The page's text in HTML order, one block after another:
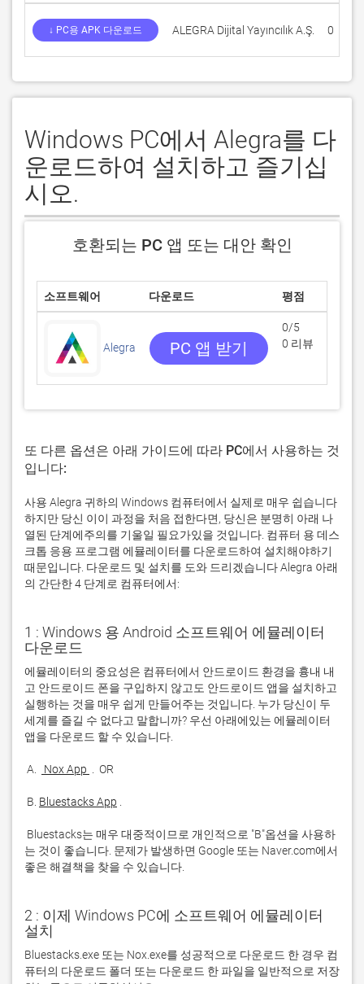
↓ PC용 APK 다운로드 ALEGRA Dijital Yayıncılık A.Ş. 0
Windows PC에서 Alegra를 다
운로드하여 설치하고 즐기십
시오.
호환되는 PC 앱 또는 대안 확인
소프트웨어 다운로드 평점
Alegra PC 앱 받기
0/5
0 리뷰
또 다른 옵션은 아래 가이드에 따라 PC에서 사용하는 것
입니다:
사용 Alegra 귀하의 Windows 컴퓨터에서 실제로 매우 쉽습니다
하지만 당신 이이 과정을 처음 접한다면, 당신은 분명히 아래 나
열된 단계에주의를 기울일 필요가있을 것입니다. 컴퓨터 용 데스
크톱 응용 프로그램 에뮬레이터를 다운로드하여 설치해야하기
때문입니다. 다운로드 및 설치를 도와 드리겠습니다 Alegra 아래
의 간단한 4 단계로 컴퓨터에서:
1 : Windows 용 Android 소프트웨어 에뮬레이터
다운로드
에뮬레이터의 중요성은 컴퓨터에서 안드로이드 환경을 흉내 내
고 안드로이드 폰을 구입하지 않고도 안드로이드 앱을 설치하고
실행하는 것을 매우 쉽게 만들어주는 것입니다. 누가 당신이 두
세계를 즐길 수 없다고 말합니까? 우선 아래에있는 에뮬레이터
A. Nox App
B. Bluestacks App
는 것이 좋습니다. 문제가 발생하면 Google 또는 Naver.com에서
좋은 해결책을 찾을 수 있습니다.
2 : 이제 Windows PC에 소프트웨어 에뮬레이터
설치
Bluestacks.exe 또는 Nox.exe를 성공적으로 다운로드 한 경우 컴
퓨터의 다운로드 폴더 또는 다운로드 한 파일을 일반적으로 저장